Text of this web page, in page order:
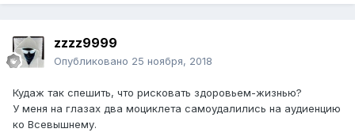
zzzz9999
Опубликовано 25 ноября, 2018
Кудаж так спешить, что рисковать здоровьем-жизнью?
У меня на глазах два моциклета самоудалились на аудиенцию
ко Всевышнему.